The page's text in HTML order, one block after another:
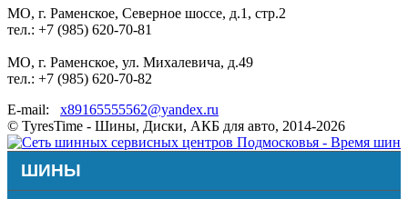
МО, г. Раменское, Северное шоссе, д.1, стр.2
тел.: +7 (985) 620-70-81
МО, г. Раменское, ул. Михалевича, д.49
тел.: +7 (985) 620-70-82
E-mail: x89165555562@yandex.ru
© TyresTime - Шины, Диски, АКБ для авто, 2014-2026
ШИНЫ